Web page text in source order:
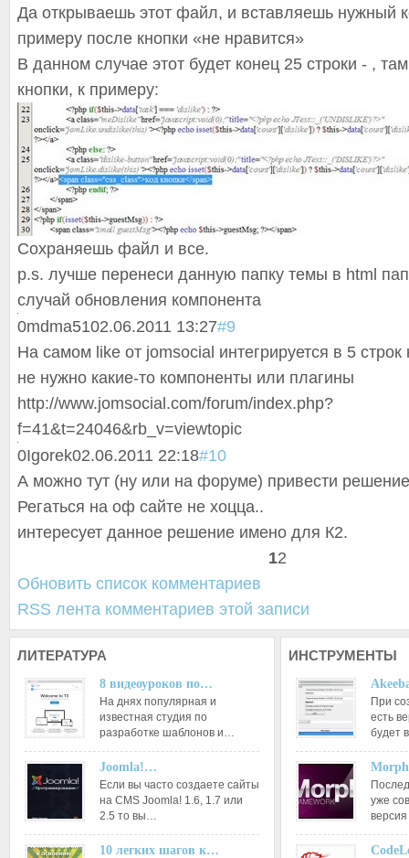
Да открываешь этот файл, и вставляешь нужный
примеру после кнопки «не нравится»
В данном случае этот будет конец 25 строки - ,
кнопки, к примеру:
Сохраняешь файл и все.
p.s. лучше перенеси данную папку темы в html
случай обновления компонента
0mdma5102.06.2011 13:27#9
На самом like от jomsocial интегрируется в 5 строк
не нужно какие-то компоненты или плагины
http://www.jomsocial.com/forum/index.php?
f=41&t=24046&rb_v=viewtopic
0Igorek02.06.2011 22:18#10
А можно тут (ну или на форуме) привести
Регаться на оф сайте не хоцца..
интересует данное решение имено для К2.
12
Обновить список комментариев
RSS лента комментариев этой записи
ЛИТЕРАТУРА
8 видеоуроков по…
На днях популярная и
известная студия по
разработке шаблонов и…
Joomla!…
Если вы часто создаете сайты
на CMS Joomla! 1.6, 1.7 или
2.5 то вы…
10 легких шагов к…
ИНСТРУМЕНТЫ
При
есть
будет
уже